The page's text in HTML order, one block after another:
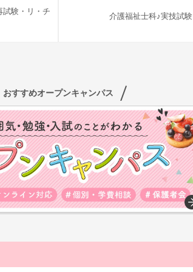
験・リ・チ
介護福祉士科♪実技試験
おすすめオープンキャンパス